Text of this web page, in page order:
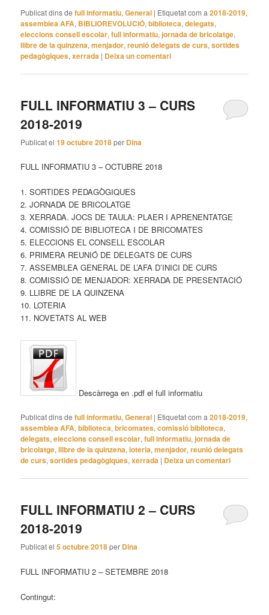
Publicat dins de full informatiu,General | Etiquetat com a 2018-2019,
assemblea AFA, BIBLIOREVOLUCIÓ,biblioteca,delegats,
eleccions consell escolar,full informatiu,jornada de bricolatge,
llibre de la quinzena,menjador,reunió delegats de curs,sortides
pedagògiques,xerrada | Deixa un comentari
FULL INFORMATIU 3 – CURS
2018-2019
Publicat el19 octubre 2018per Dina
FULL INFORMATIU 3 – OCTUBRE 2018
1. SORTIDES PEDAGÒGIQUES
2. JORNADA DE BRICOLATGE
3. XERRADA. JOCS DE TAULA: PLAER I APRENENTATGE
4. COMISSIÓ DE BIBLIOTECA I DE BRICOMATES
5. ELECCIONS EL CONSELL ESCOLAR
6. PRIMERA REUNIÓ DE DELEGATS DE CURS
7. ASSEMBLEA GENERAL DE L’AFA D’INICI DE CURS
8. COMISSIÓ DE MENJADOR: XERRADA DE PRESENTACIÓ
9. LLIBRE DE LA QUINZENA
10. LOTERIA
11. NOVETATS AL WEB
Descàrrega en .pdf el full informatiu
Publicat dins de full informatiu,General | Etiquetat com a 2018-2019,
assemblea AFA,biblioteca,bricomates,comissió biblioteca,
delegats,eleccions consell escolar,full informatiu,jornada de
bricolatge,llibre de la quinzena,loteria,menjador,reunió delegats
de curs,sortides pedagògiques,xerrada | Deixa un comentari
FULL INFORMATIU 2 – CURS
2018-2019
Publicat el5 octubre 2018per Dina
FULL INFORMATIU 2 – SETEMBRE 2018
Contingut: